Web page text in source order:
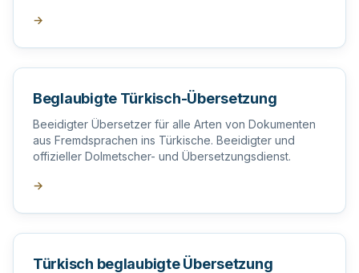
→
Beglaubigte Türkisch-Übersetzung
Beeidigter Übersetzer für alle Arten von Dokumenten
aus Fremdsprachen ins Türkische. Beeidigter und
offizieller Dolmetscher- und Übersetzungsdienst.
→
Türkisch beglaubigte Übersetzung